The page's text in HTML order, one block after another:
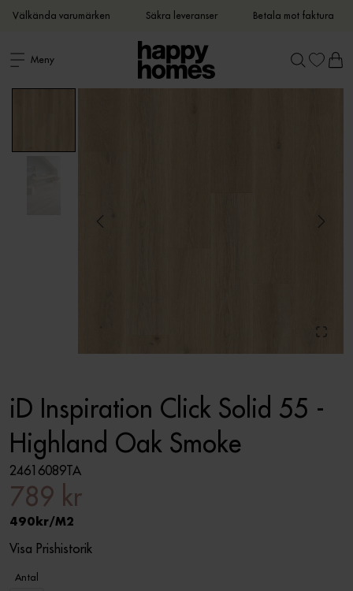
Välkända varumärken Säkra leveranser Betala mot faktura
Meny
iD Inspiration Click Solid 55 -
Highland Oak Smoke
24616089TA
789 kr
490 M2
Visa Prishistorik
Antal